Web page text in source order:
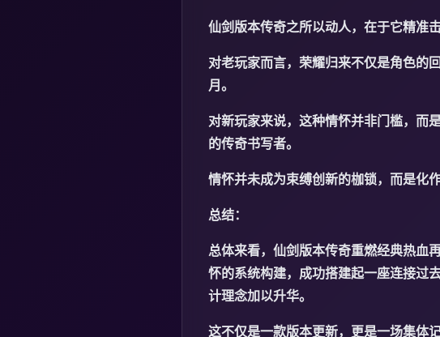
仙剑版本传奇之所以动人，在于它精准
对老玩家而言，荣耀归来不仅是角色的
月。
对新玩家来说，这种情怀并非门槛，而
的传奇书写者。
情怀并未成为束缚创新的枷锁，而是化
总结：
总体来看，仙剑版本传奇重燃经典热血
怀的系统构建，成功搭建起一座连接过
计理念加以升华。
这不仅是一款版本更新，更是一场集体